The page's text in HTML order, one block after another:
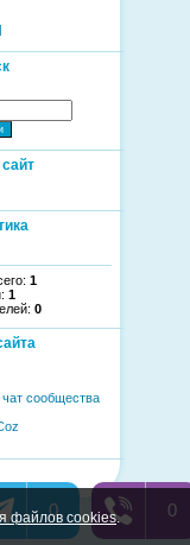
1
1
0
сообщества
0 0
файлов cookies.